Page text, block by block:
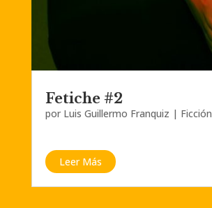
Fetiche #2
por Luis Guillermo Franquiz | Ficción
Leer Más